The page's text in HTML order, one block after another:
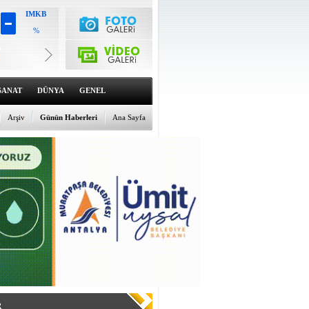
IMKB
%
6571.78
%1.41
Dolar
47.7018
%0.11
Euro
55.0063
%-0.11
DÜNYA GENEL
Ana Sayfa
Günün Haberleri
Arşiv